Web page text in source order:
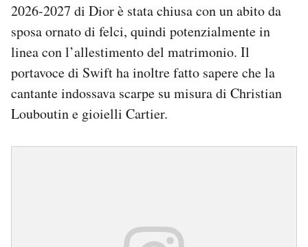
2026-2027 di Dior è stata chiusa con un abito da
sposa ornato di felci, quindi potenzialmente in
linea con l’allestimento del matrimonio. Il
portavoce di Swift ha inoltre fatto sapere che la
cantante indossava scarpe su misura di Christian
Louboutin e gioielli Cartier.